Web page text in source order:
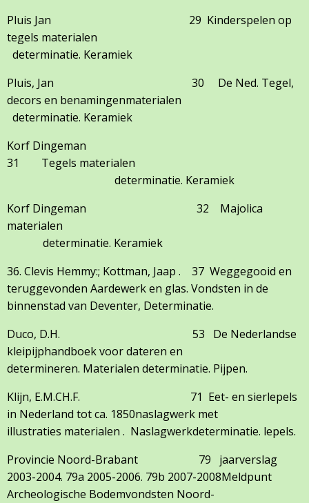
Pluis Jan 29 Kinderspelen op
tegels materialen
determinatie. Keramiek
Pluis, Jan 30 De Ned. Tegel,
decors en benamingenmaterialen
determinatie. Keramiek
Korf Dingeman
31 Tegels materialen
determinatie. Keramiek
Korf Dingeman 32 Majolica
materialen
determinatie. Keramiek
36. Clevis Hemmy:; Kottman, Jaap . 37 Weggegooid en
teruggevonden Aardewerk en glas. Vondsten in de
binnenstad van Deventer, Determinatie.
Duco, D.H. 53 De Nederlandse
kleipijphandboek voor dateren en
determineren. Materialen determinatie. Pijpen.
Klijn, E.M.CH.F. 71 Eet- en sierlepels
in Nederland tot ca. 1850naslagwerk met
illustraties materialen . Naslagwerkdeterminatie. lepels.
Provincie Noord-Brabant 79 jaarverslag
2003-2004. 79a 2005-2006. 79b 2007-2008Meldpunt
Archeologische Bodemvondsten Noord-